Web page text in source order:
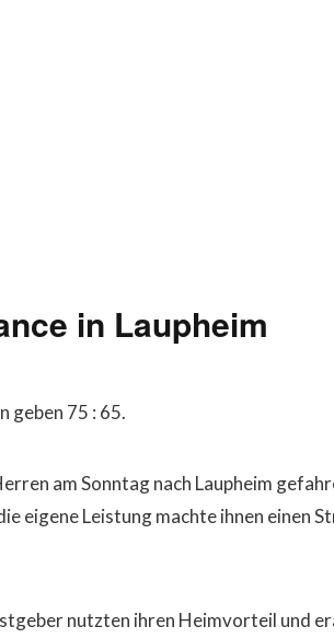
in Laupheim
geben 75 : 65.
am Sonntag nach Laupheim
eigene Leistung machte ihnen einen
nutzten ihren Heimvorteil und